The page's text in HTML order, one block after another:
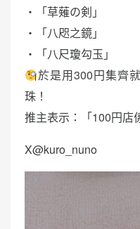
・「草薙の剣」
・「八咫之鏡」
・「八尺瓊勾玉」
於是用300円集齊
珠！
推主表示：「100円店
X@kuro_nuno